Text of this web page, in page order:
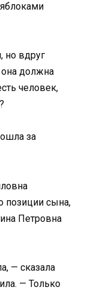
но вдруг
должна
человек,
за
позиции сына,
Петровна
— сказала
— Только